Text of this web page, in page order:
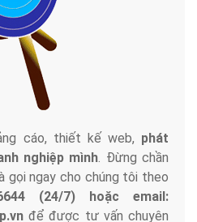
sẽ tư vấn xây dựng và phát
nghiệp bạn với mức chi
cho marketing online. Đội
trực tuyến, SEO, lập trình
được đào tạo bài bản tại
uy tín hàng năm, luôn